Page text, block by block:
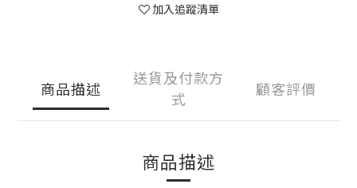
加入追蹤清單
商品描述
送貨及付款方
式
顧客評價
商品描述